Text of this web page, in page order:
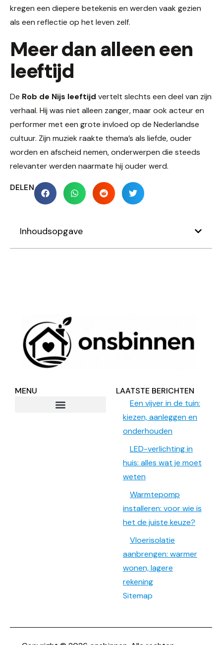
kregen een diepere betekenis en werden vaak gezien
als een reflectie op het leven zelf.
Meer dan alleen een
leeftijd
De Rob de Nijs leeftijd vertelt slechts een deel van zijn
verhaal. Hij was niet alleen zanger, maar ook acteur en
performer met een grote invloed op de Nederlandse
cultuur. Zijn muziek raakte thema’s als liefde, ouder
worden en afscheid nemen, onderwerpen die steeds
relevanter werden naarmate hij ouder werd.
DELEN
Inhoudsopgave
MENU
LAATSTE BERICHTEN
Een vijver in de tuin:
kiezen, aanleggen en
onderhouden
LED-verlichting in
huis: alles wat je moet
weten
Warmtepomp
installeren: voor wie is
het de juiste keuze?
Vloerisolatie
aanbrengen: warmer
wonen, lagere
rekening
Sitemap